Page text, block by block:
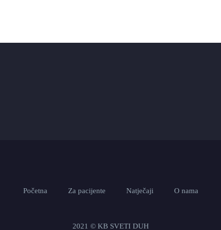
Početna Za pacijente Natječaji O nama
2021 © KB SVETI DUH